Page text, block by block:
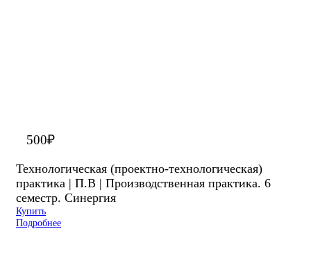
500₽
Технологическая (проектно-технологическая)
практика | П.В | Производственная практика. 6
семестр. Синергия
Купить
Подробнее